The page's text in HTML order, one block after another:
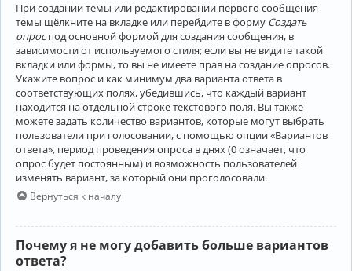
При создании темы или редактировании первого сообщения
темы щёлкните на вкладке или перейдите в форму Создать
опроспод основной формой для создания сообщения, в
зависимости от используемого стиля; если вы не видите такой
вкладки или формы, то вы не имеете прав на создание опросов.
Укажите вопрос и как минимум два варианта ответа в
соответствующих полях, убедившись, что каждый вариант
находится на отдельной строке текстового поля. Вы также
можете задать количество вариантов, которые могут выбрать
пользователи при голосовании, с помощью опции «Вариантов
ответа», период проведения опроса в днях (0 означает, что
опрос будет постоянным) и возможность пользователей
изменять вариант, за который они проголосовали.
Вернуться к началу
Почему я не могу добавить больше вариантов
ответа?